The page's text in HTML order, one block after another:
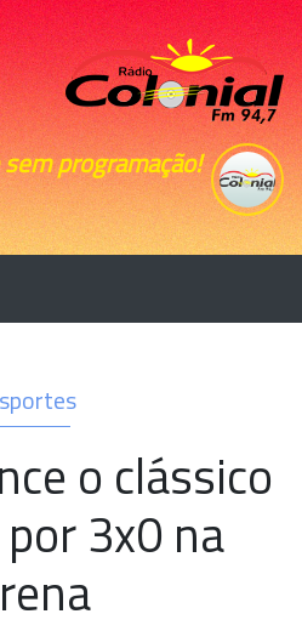
programação!
o clássico
3x0 na